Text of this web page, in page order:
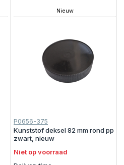
Nieuw
P0656-375
Kunststof deksel 82 mm rond pp
zwart, nieuw
Niet op voorraad